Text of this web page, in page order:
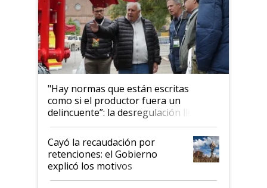
"Hay normas que están escritas
como si el productor fuera un
delincuente”: la desregulación llegó
al Congreso Aapresid y hasta se
habló del financiamiento al IPCVA
Cayó la recaudación por
retenciones: el Gobierno
explicó los motivos